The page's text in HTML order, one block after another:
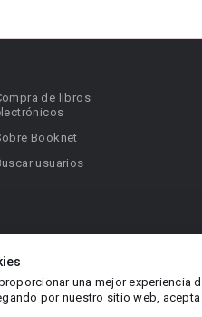
una mejor experiencia
por nuestro sitio web,
de libros
Booknet
usuarios
1, Larnaca, 6036, Chipre